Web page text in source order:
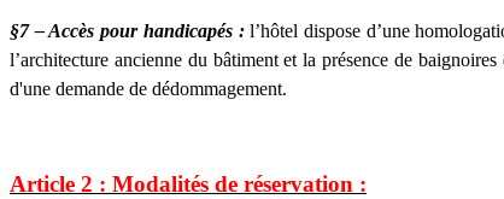
§7 – Accès pour handicapés :l’hôtel dispose d’une
l’architecture ancienne du bâtiment et la présence de
d'une demande de dédommagement.
Article 2 : Modalités de réservation :